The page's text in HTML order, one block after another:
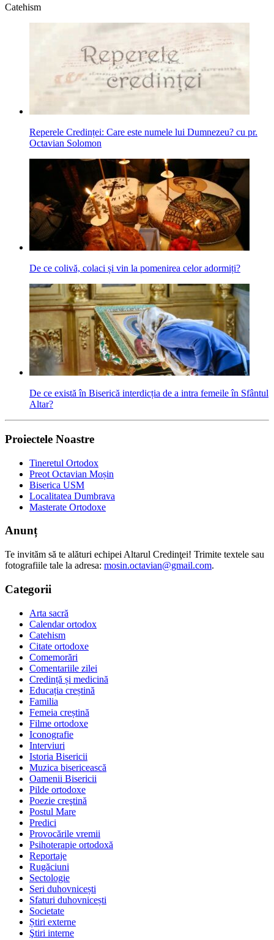
Catehism
Reperele Credinței: Care este numele lui Dumnezeu? cu pr.
Octavian Solomon
De ce colivă, colaci și vin la pomenirea celor adormiți?
De ce există în Biserică interdicția de a intra femeile în Sfântul
Altar?
Proiectele Noastre
Tineretul Ortodox
Preot Octavian Moșin
Biserica USM
Localitatea Dumbrava
Masterate Ortodoxe
Anunț
Te invităm să te alături echipei Altarul Credinţei! Trimite textele sau
fotografiile tale la adresa: mosin.octavian@gmail.com.
Categorii
Arta sacră
Calendar ortodox
Catehism
Citate ortodoxe
Comemorări
Comentariile zilei
Credință și medicină
Educația creștină
Familia
Femeia creștină
Filme ortodoxe
Iconografie
Interviuri
Istoria Bisericii
Muzica bisericească
Oamenii Bisericii
Pilde ortodoxe
Poezie creştină
Postul Mare
Predici
Provocările vremii
Psihoterapie ortodoxă
Reportaje
Rugăciuni
Sectologie
Seri duhovnicești
Sfaturi duhovnicești
Societate
Știri externe
Ştiri interne